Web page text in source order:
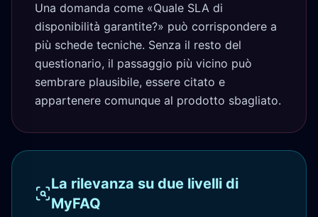
Una domanda come «Quale SLA di
disponibilità garantite?» può corrispondere a
più schede tecniche. Senza il resto del
questionario, il passaggio più vicino può
sembrare plausibile, essere citato e
appartenere comunque al prodotto sbagliato.
La rilevanza su due livelli di
MyFAQ